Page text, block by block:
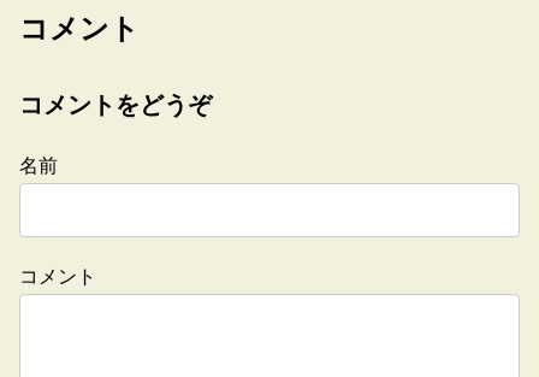
コメント
コメントをどうぞ
名前
コメント